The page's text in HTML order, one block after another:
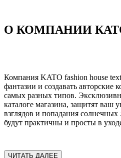
О КОМПАНИИ
Компания KATO fashion house
фантазии и создавать авторские
самых разных типов.
каталоге магазина, защитят
взглядов и попадания солнечных
будут практичны и просты в
ЧИТАТЬ ДАЛЕЕ